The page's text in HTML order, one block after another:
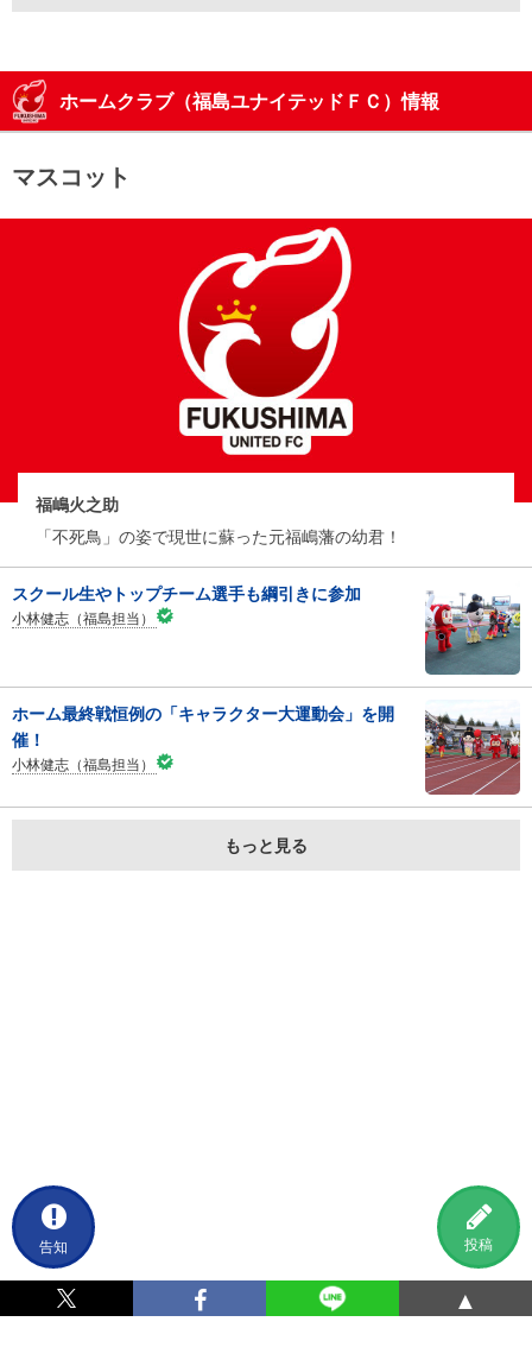
告知 投稿
ホームクラブ（福島ユナイテッドＦＣ）情報
マスコット
福嶋火之助
「不死鳥」の姿で現世に蘇った元福嶋藩の幼君！
スクール生やトップチーム選手も綱引きに参加
小林健志（福島担当）
ホーム最終戦恒例の「キャラクター大運動会」を開
催！
小林健志（福島担当）
もっと見る
▲